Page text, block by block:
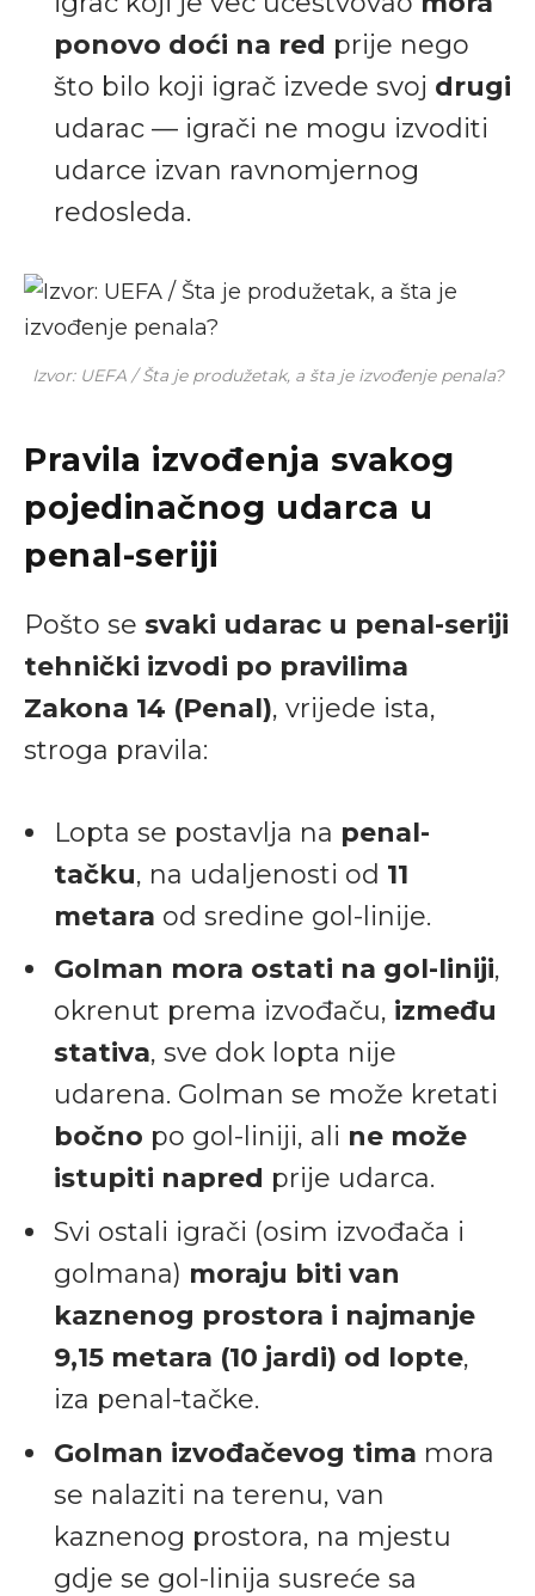
ponovo doći na red prije nego
što bilo koji igrač izvede svoj drugi
udarac — igrači ne mogu izvoditi
udarce izvan ravnomjernog
redosleda.
Izvor: UEFA / Šta je produžetak, a šta je izvođenje penala?
Pravila izvođenja svakog
pojedinačnog udarca u
penal-seriji
Pošto se svaki udarac u penal-seriji
tehnički izvodi po pravilima
Zakona 14 (Penal), vrijede ista,
stroga pravila:
Lopta se postavlja na penal-
tačku, na udaljenosti od 11
metara od sredine gol-linije.
Golman mora ostati na gol-liniji,
okrenut prema izvođaču, između
stativa, sve dok lopta nije
udarena. Golman se može kretati
bočno po gol-liniji, ali ne može
istupiti napred prije udarca.
Svi ostali igrači (osim izvođača i
golmana) moraju biti van
kaznenog prostora i najmanje
9,15 metara (10 jardi) od lopte,
iza penal-tačke.
Golman izvođačevog tima mora
se nalaziti na terenu, van
kaznenog prostora, na mjestu
gdje se gol-linija susreće sa